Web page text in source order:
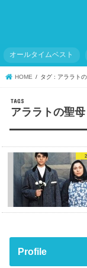
オールタイムベスト
HOME タグ : アララト
アララトの聖母
Profile